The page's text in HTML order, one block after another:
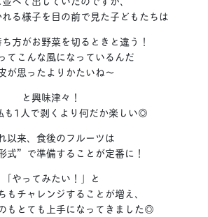
る様子を目の前で見た子どもたちは
ち方がお野菜を切るときと違う！
てこんな風になっているんだ
が思ったよりかたいね〜
と興味津々！
も1人で剥くより何だか楽しい◎
以来、食後のフルーツは
式”で準備することが定番に！
「やってみたい！」と
もチャレンジすることが増え、
もとても上手になってきました◎